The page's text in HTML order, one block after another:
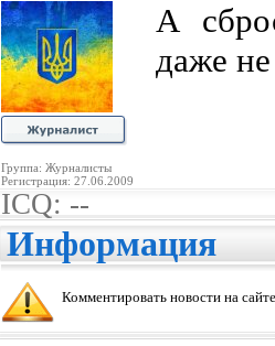
Группа: Журналисты
Регистрация: 27.06.2009
А
даже
ICQ: --
Информация
Комментировать новости на